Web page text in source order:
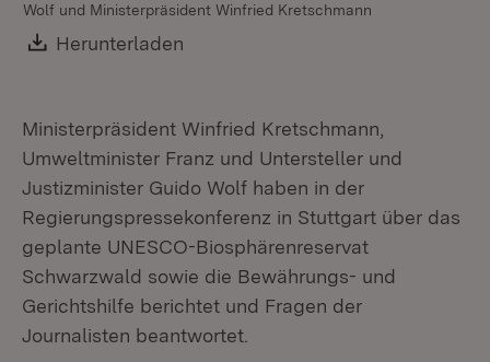
Wolf und Ministerpräsident Winfried Kretschmann
Download:
Herunterladen
Ministerpräsident Winfried Kretschmann,
Umweltminister Franz und Untersteller und
Justizminister Guido Wolf haben in der
Regierungspressekonferenz in Stuttgart über das
geplante UNESCO-Biosphärenreservat
Schwarzwald sowie die Bewährungs- und
Gerichtshilfe berichtet und Fragen der
Journalisten beantwortet.